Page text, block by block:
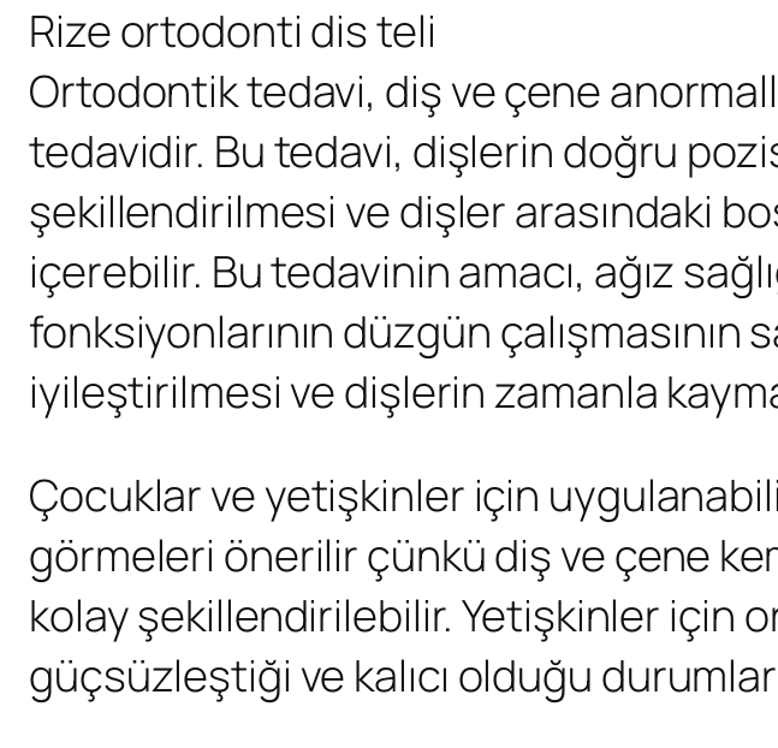
Rize ortodonti dis teli
Ortodontik tedavi, diş ve çene
tedavidir. Bu tedavi, dişlerin doğru
şekillendirilmesi ve dişler arasındaki
içerebilir. Bu tedavinin amacı, ağız
fonksiyonlarının düzgün
iyileştirilmesi ve dişlerin zamanla
Çocuklar ve yetişkinler için
görmeleri önerilir çünkü diş ve çene
kolay şekillendirilebilir. Yetişkinler için
güçsüzleştiği ve kalıcı olduğu